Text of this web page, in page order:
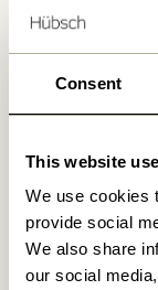
Consent
This website
We use cookies
provide social
We also share
our social
Produits